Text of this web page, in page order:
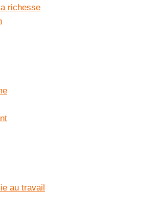
richesse
au travail